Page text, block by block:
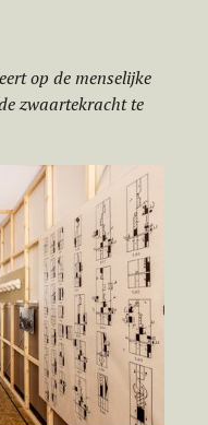
op de menselijke
zwaartekracht te